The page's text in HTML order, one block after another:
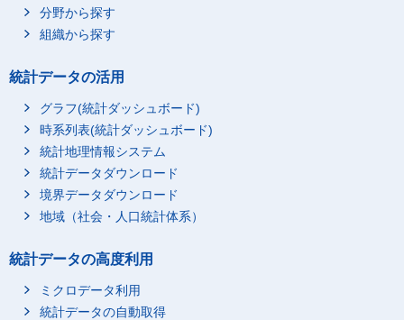
分野から探す
組織から探す
統計データの活用
グラフ(統計ダッシュボード)
時系列表(統計ダッシュボード)
統計地理情報システム
統計データダウンロード
境界データダウンロード
地域（社会・人口統計体系）
統計データの高度利用
ミクロデータ利用
統計データの自動取得